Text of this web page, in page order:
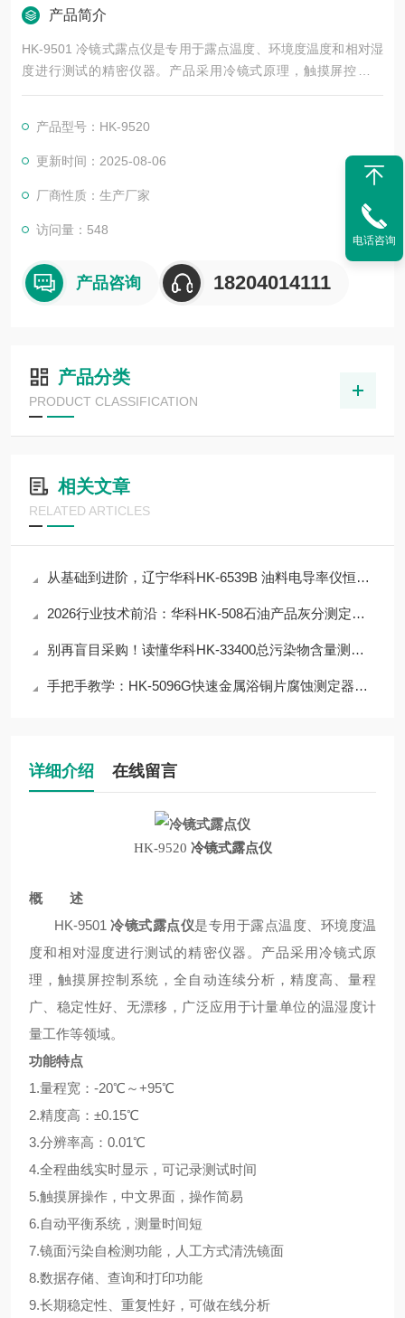
产品简介
HK-9501 冷镜式露点仪是专用于露点温度、环境度温度和相对湿
度进行测试的精密仪器。产品采用冷镜式原理，触摸屏控制系
统，全自动连续分析，精度高、量程广、稳定性好、无漂移，广
产品型号：HK-9520
更新时间：2025-08-06
厂商性质：生产厂家
访问量：548
产品咨询 18204014111
产品分类
PRODUCT CLASSIFICATION
相关文章
RELATED ARTICLES
从基础到进阶，辽宁华科HK-6539B 油料电导率仪恒温装置仪器检测技术全解析
2026行业技术前沿：华科HK-508石油产品灰分测定器自动检测技术应用与突破
别再盲目采购！读懂华科HK-33400总污染物含量测定器核心参数，选对仪器
手把手教学：HK-5096G快速金属浴铜片腐蚀测定器操作技巧，提升数据精准度
详细介绍 在线留言
HK-9520 冷镜式露点仪
概 述
HK-9501冷镜式露点仪是专用于露点温度、环境度温
度和相对湿度进行测试的精密仪器。产品采用冷镜式原
理，触摸屏控制系统，全自动连续分析，精度高、量程
广、稳定性好、无漂移，广泛应用于计量单位的温湿度计
量工作等领域。
功能特点
1.量程宽：-20℃～+95℃
2.精度高：±0.15℃
3.分辨率高：0.01℃
4.全程曲线实时显示，可记录测试时间
5.触摸屏操作，中文界面，操作简易
6.自动平衡系统，测量时间短
7.镜面污染自检测功能，人工方式清洗镜面
8.数据存储、查询和打印功能
9.长期稳定性、重复性好，可做在线分析
电话咨询